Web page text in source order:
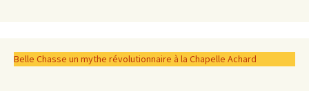
Belle Chasse un mythe révolutionnaire à la Chapelle Achard